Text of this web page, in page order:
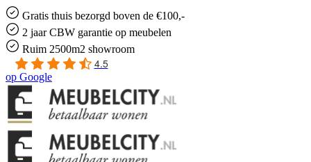
Gratis thuis bezorgd boven de €100,-
2 jaar CBW garantie op meubelen
Ruim 2500m2 showroom
4.5
op Google